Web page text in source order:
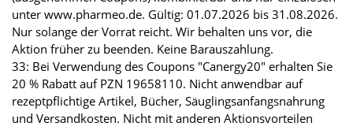
unter www.pharmeo.de. Gültig: 01.07.2026 bis 31.08.2026.
Nur solange der Vorrat reicht. Wir behalten uns vor, die
Aktion früher zu beenden. Keine Barauszahlung.
33: Bei Verwendung des Coupons "Canergy20" erhalten Sie
20 % Rabatt auf PZN 19658110. Nicht anwendbar auf
rezeptpflichtige Artikel, Bücher, Säuglingsanfangsnahrung
und Versandkosten. Nicht mit anderen Aktionsvorteilen